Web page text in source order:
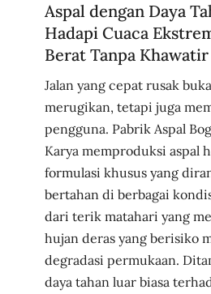
Aspal dengan Daya
Hadapi Cuaca
Berat Tanpa Khawatir
Jalan yang cepat rusak
merugikan, tetapi juga
pengguna. Pabrik Aspal
Karya memproduksi aspal
formulasi khusus yang
bertahan di berbagai
dari terik matahari yang
hujan deras yang berisiko
degradasi permukaan.
daya tahan luar biasa